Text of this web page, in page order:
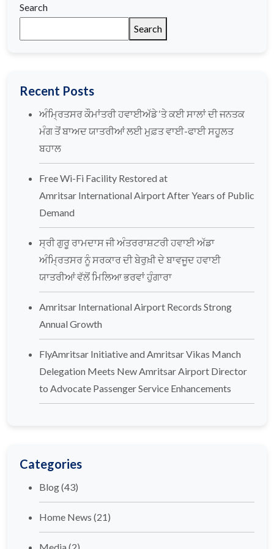
Search
Search
Recent Posts
ਅੰਮ੍ਰਿਤਸਰ ਕੌਮਾਂਤਰੀ ਹਵਾਈਅੱਡੇ ‘ਤੇ ਕਈ ਸਾਲਾਂ ਦੀ ਜਨਤਕ
ਮੰਗ ਤੋਂ ਬਾਅਦ ਯਾਤਰੀਆਂ ਲਈ ਮੁਫ਼ਤ ਵਾਈ-ਫਾਈ ਸਹੂਲਤ
ਬਹਾਲ
Free Wi-Fi Facility Restored at
Amritsar International Airport After Years of Public
Demand
ਸ੍ਰੀ ਗੁਰੂ ਰਾਮਦਾਸ ਜੀ ਅੰਤਰਰਾਸ਼ਟਰੀ ਹਵਾਈ ਅੱਡਾ
ਅੰਮ੍ਰਿਤਸਰ ਨੂੰ ਸਰਕਾਰ ਦੀ ਬੇਰੁਖ਼ੀ ਦੇ ਬਾਵਜੂਦ ਹਵਾਈ
ਯਾਤਰੀਆਂ ਵੱਲੋਂ ਮਿਲਿਆ ਭਰਵਾਂ ਹੁੰਗਾਰਾ
Amritsar International Airport Records Strong
Annual Growth
FlyAmritsar Initiative and Amritsar Vikas Manch
Delegation Meets New Amritsar Airport Director
to Advocate Passenger Service Enhancements
Categories
Blog(43)
Home News (21)